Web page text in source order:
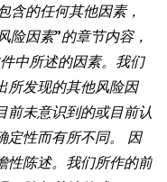
含的任何其他因素，
险因素”的章节内容，
中所述的因素。我们
所发现的其他风险因
前未意识到的或目前认
定性而有所不同。 因
性陈述。我们所作的前